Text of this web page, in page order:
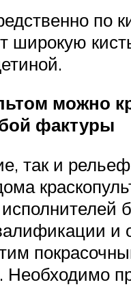
по
широкую
можно
фактуры
так и
исполнителей
и
Необходимо